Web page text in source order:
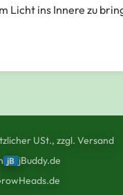
Licht ins Innere zu
USt., zzgl. Versand
jB jBuddy.de